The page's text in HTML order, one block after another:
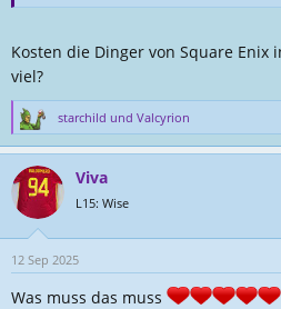
Kosten die Dinger von Square Enix
viel?
R
e
k
i
o
n
e
n
starchild und Valcyrion
Viva
L15: Wise
12 Sep 2025
Was muss das muss